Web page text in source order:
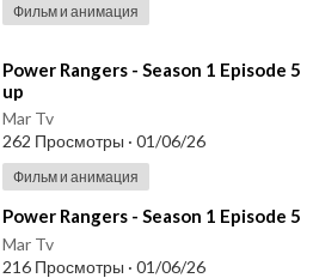
Фильм и анимация
⁣Power Rangers - Season 1 Episode 5
up
Mar Tv
262 Просмотры · 01/06/26
Фильм и анимация
⁣Power Rangers - Season 1 Episode 5
Mar Tv
216 Просмотры · 01/06/26